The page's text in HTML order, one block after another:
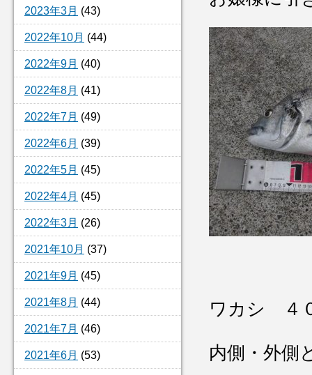
2023年3月 (43)
2022年10月 (44)
2022年9月 (40)
2022年8月 (41)
2022年7月 (49)
2022年6月 (39)
2022年5月 (45)
2022年4月 (45)
2022年3月 (26)
2021年10月 (37)
2021年9月 (45)
2021年8月 (44)
2021年7月 (46)
2021年6月 (53)
ワカシ ４
内側・外側